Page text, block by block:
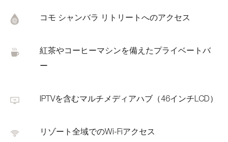
コモ シャンバラ リトリートへのアクセス
紅茶やコーヒーマシンを備えたプライベートバ
ー
IPTVを含むマルチメディアハブ（46インチLCD）
リゾート全域でのWi-Fiアクセス